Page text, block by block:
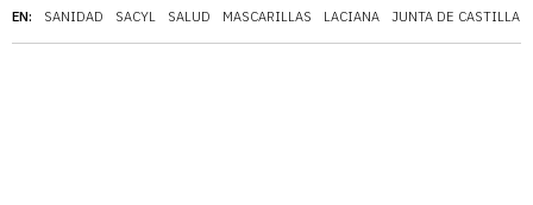
EN: SANIDAD SACYL SALUD MASCARILLAS LACIANA JUNTA DE CASTILLA